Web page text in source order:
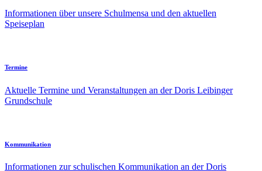
Informationen über unsere Schulmensa und den aktuellen
Speiseplan
Termine
Aktuelle Termine und Veranstaltungen an der Doris Leibinger
Grundschule
Kommunikation
Informationen zur schulischen Kommunikation an der Doris